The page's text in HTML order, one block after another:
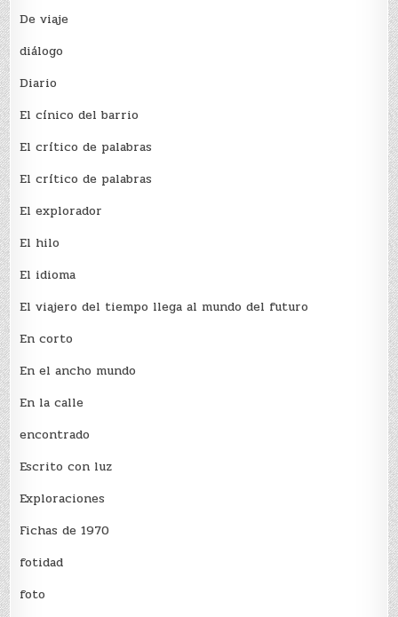
De viaje
diálogo
Diario
El cínico del barrio
El crí­tico de palabras
El crí­tico de palabras
El explorador
El hilo
El idioma
El viajero del tiempo llega al mundo del futuro
En corto
En el ancho mundo
En la calle
encontrado
Escrito con luz
Exploraciones
Fichas de 1970
fotidad
foto